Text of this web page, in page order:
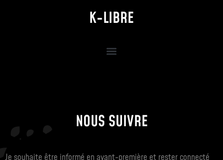
K-LIBRE
NOUS SUIVRE
Je souhaite être informé en avant-première et rester connecté